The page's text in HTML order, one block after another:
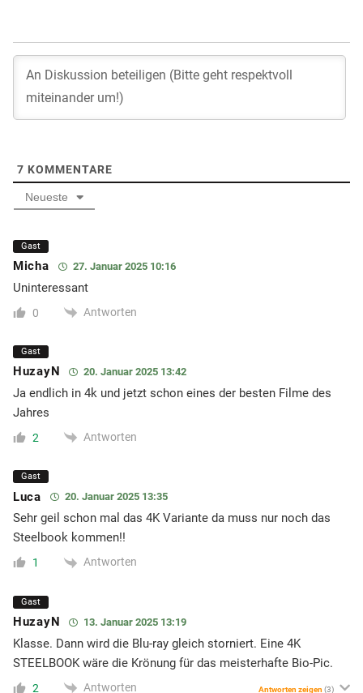
7 KOMMENTARE
Neueste
Gast
Micha 27. Januar 2025 10:16
Uninteressant
0 Antworten
Gast
HuzayN 20. Januar 2025 13:42
Ja endlich in 4k und jetzt schon eines der besten Filme des
Jahres
2 Antworten
Gast
Luca 20. Januar 2025 13:35
Sehr geil schon mal das 4K Variante da muss nur noch das
Steelbook kommen!!
1 Antworten
Gast
HuzayN 13. Januar 2025 13:19
Klasse. Dann wird die Blu-ray gleich storniert. Eine 4K
STEELBOOK wäre die Krönung für das meisterhafte Bio-Pic.
2 Antworten Antworten zeigen (3)